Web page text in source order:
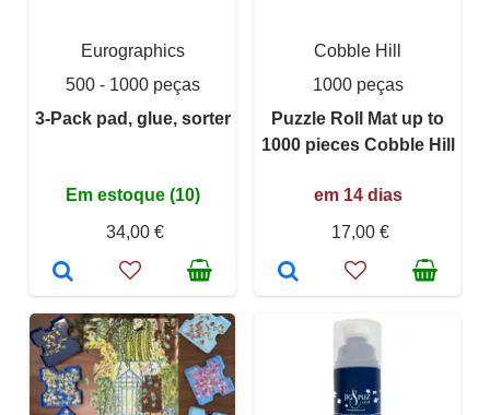
Eurographics
500 - 1000 peças
3-Pack pad, glue, sorter
Em estoque (10)
34,00 €
Cobble Hill
1000 peças
Puzzle Roll Mat up to
1000 pieces Cobble Hill
em 14 dias
17,00 €